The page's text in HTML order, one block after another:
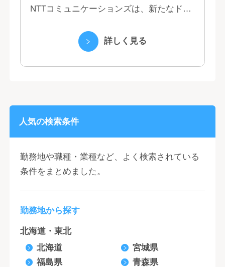
NTTコミュニケーションズは、新たなドコ
たちは、クラウド、ネットワーク、セキュ
リティといっ...
詳しく見る
人気の検索条件
勤務地や職種・業種など、よく検索されている
条件をまとめました。
勤務地から探す
北海道・東北
北海道
宮城県
福島県
青森県